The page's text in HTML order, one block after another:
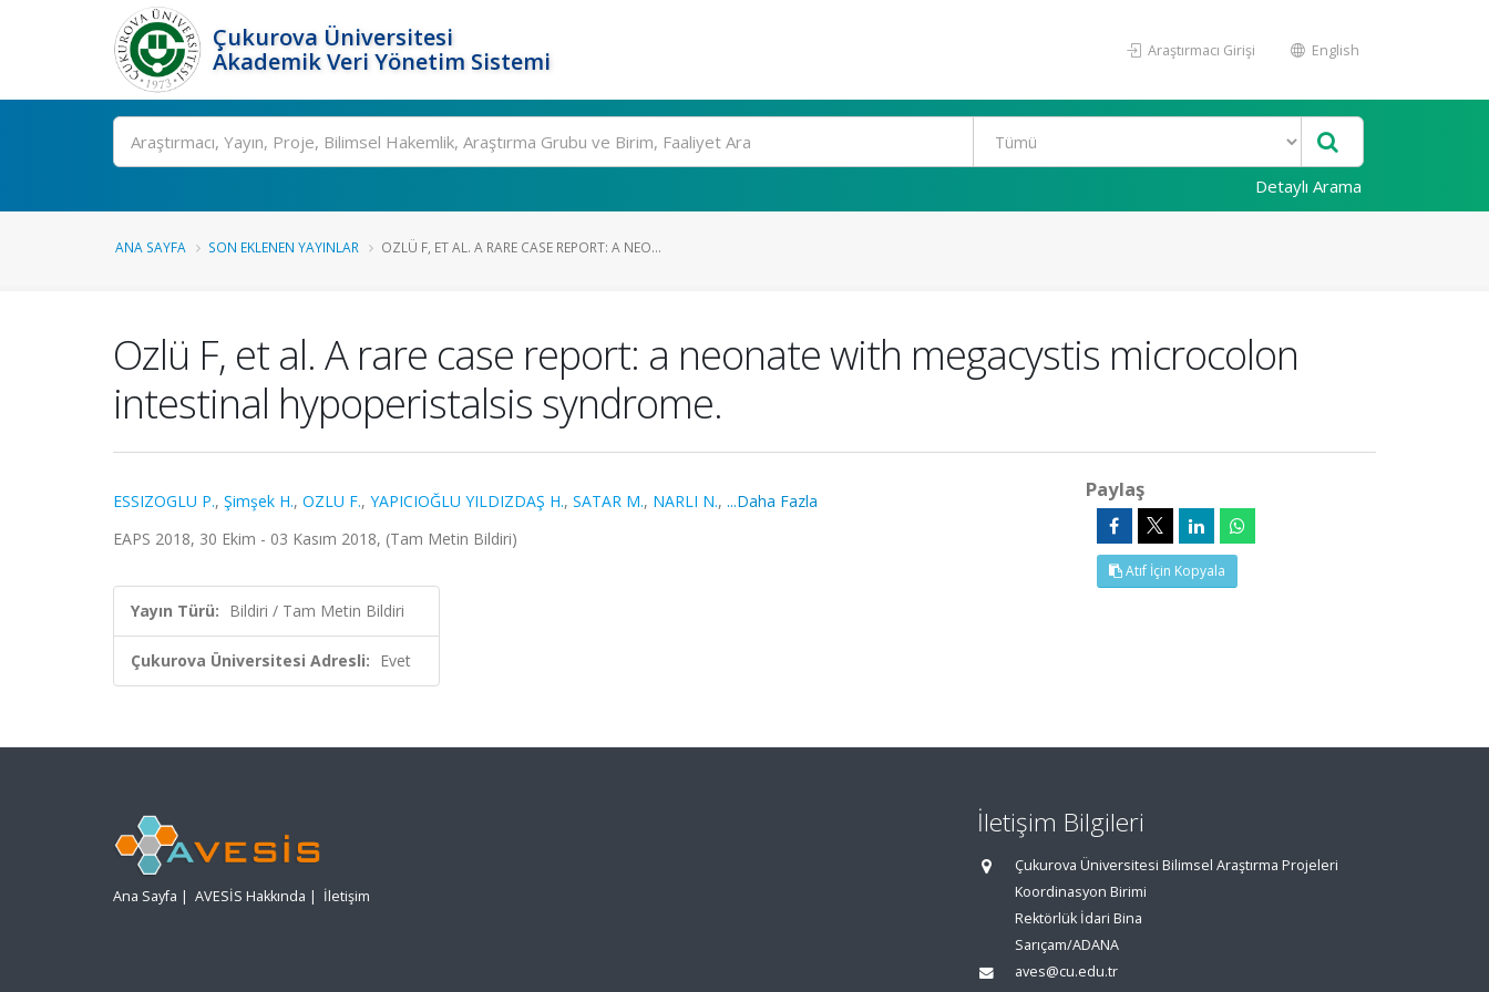
Çukurova Üniversitesi
Akademik Veri Yönetim Sistemi
Araştırmacı Girişi English
Ara
Detaylı Arama
ANA SAYFA SON EKLENEN YAYINLAR OZLÜ F, ET AL. A RARE CASE REPORT: A NEO...
Ozlü F, et al. A rare case report: a neonate with megacystis microcolon
intestinal hypoperistalsis syndrome.
ESSIZOGLU P., Şimşek H., OZLU F., YAPICIOĞLU YILDIZDAŞ H., SATAR M., NARLI N., ...Daha Fazla
EAPS 2018, 30 Ekim - 03 Kasım 2018, (Tam Metin Bildiri)
Yayın Türü: Bildiri / Tam Metin Bildiri
Çukurova Üniversitesi Adresli: Evet
Paylaş
Atıf İçin Kopyala
Ana Sayfa | AVESİS Hakkında | İletişim
İletişim Bilgileri
Çukurova Üniversitesi Bilimsel Araştırma Projeleri
Koordinasyon Birimi
Rektörlük İdari Bina
Sarıçam/ADANA
aves@cu.edu.tr